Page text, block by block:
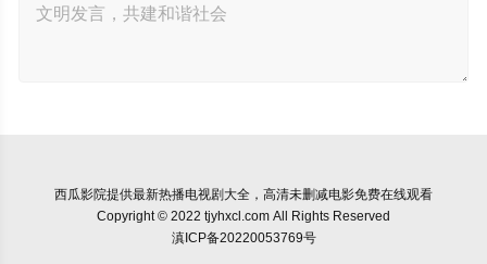
西瓜影院提供最新热播电视剧大全，高清未删减电影免费在线观看
Copyright © 2022 tjyhxcl.com All Rights Reserved
滇ICP备20220053769号